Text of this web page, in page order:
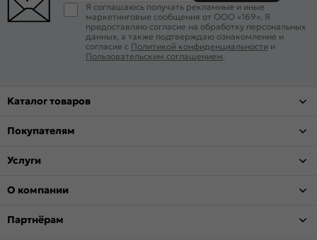
Я соглашаюсь получать рекламные и иные
маркетинговые сообщения от ООО «169». Я
предоставляю согласие на обработку персональных
данных, а также подтверждаю ознакомление и
согласие с Политикой конфиденциальности и
Пользовательским соглашением
Каталог товаров
Покупателям
Услуги
О компании
Партнёрам